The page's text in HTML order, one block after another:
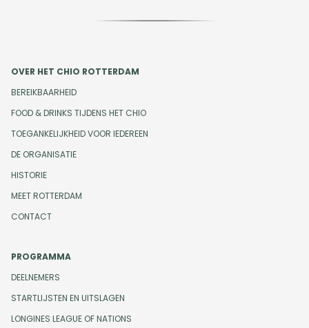
OVER HET CHIO ROTTERDAM
BEREIKBAARHEID
FOOD & DRINKS TIJDENS HET CHIO
TOEGANKELIJKHEID VOOR IEDEREEN
DE ORGANISATIE
HISTORIE
MEET ROTTERDAM
CONTACT
PROGRAMMA
DEELNEMERS
STARTLIJSTEN EN UITSLAGEN
LONGINES LEAGUE OF NATIONS